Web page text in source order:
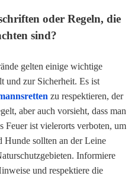
oder Regeln, die
sind?
gelten einige wichtige
und zur Sicherheit. Es ist
zu respektieren, der
aber auch vorsieht, dass man
Feuer ist vielerorts verboten, um
Hunde sollten an der Leine
Informiere
und respektiere die